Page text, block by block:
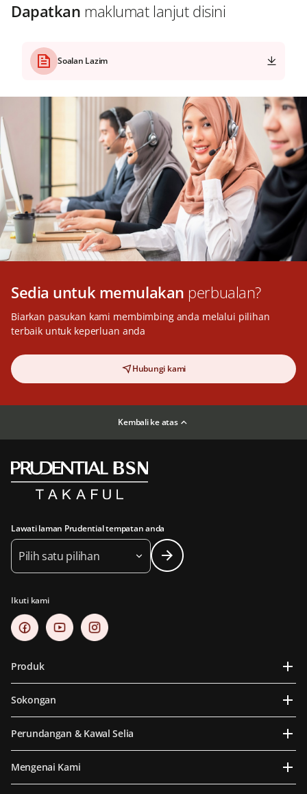
Dapatkan maklumat lanjut disini
Soalan Lazim
Sedia untuk memulakan perbualan?
Biarkan pasukan kami membimbing anda melalui pilihan
terbaik untuk keperluan anda
Hubungi kami
Kembali ke atas
Lawati laman Prudential tempatan anda
Pilih satu pilihan
Ikuti kami
Produk
Sokongan
Perundangan & Kawal Selia
Mengenai Kami